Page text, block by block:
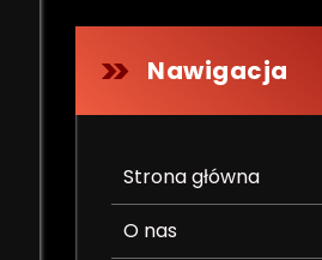
Nawigacja
Strona główna
O nas